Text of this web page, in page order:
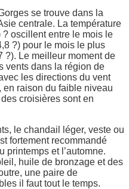
se trouve dans la
centrale. La température
oscillent entre le mois le
?) pour le mois le plus
?). Le meilleur moment de
vents dans la région de
les directions du vent
en raison du faible niveau
croisières sont en
le chandail léger, veste ou
fortement recommandé
printemps et l’automne.
huile de bronzage et des
une paire de
il faut tout le temps.